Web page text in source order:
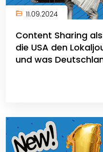
11.09.2024
Content Sharing
die USA den
und was